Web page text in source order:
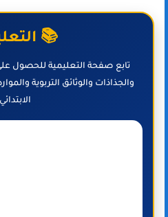
📚
تابع صفحة التعليمية للحصول
والجذاذات والوثائق التربوية